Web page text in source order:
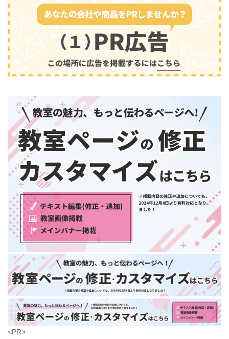
京都府
大阪府
兵庫県
奈良県
和歌山県
中国・四国
岡山県
広島県
山口県
徳島県
香川県
愛媛県
高知県
九州・沖縄
福岡県
佐賀県
長崎県
熊本県
大分県
宮崎県
鹿児島県
沖縄県
音楽 (2413)
芸術 (179)
<PR>